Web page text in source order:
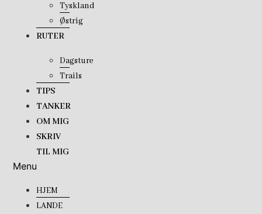
Tyskland
Østrig
RUTER
Dagsture
Trails
TIPS
TANKER
OM MIG
SKRIV
TIL MIG
Menu
HJEM
LANDE